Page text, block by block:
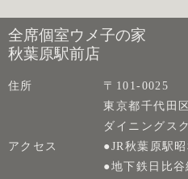
全席個室ウメ子の家
秋葉原駅前店
住所
〒101-0025
東京都千代田
ダイニングス
アクセス
●JR秋葉原駅
●地下鉄日比